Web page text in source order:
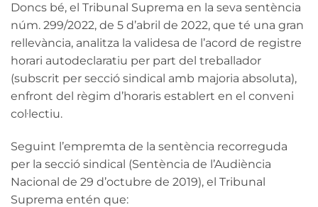
Doncs bé, el Tribunal Suprema en la seva sentència
núm. 299/2022, de 5 d’abril de 2022, que té una gran
rellevància, analitza la validesa de l’acord de registre
horari autodeclaratiu per part del treballador
(subscrit per secció sindical amb majoria absoluta),
enfront del règim d’horaris establert en el conveni
col·lectiu.
Seguint l’empremta de la sentència recorreguda
per la secció sindical (Sentència de l’Audiència
Nacional de 29 d’octubre de 2019), el Tribunal
Suprema entén que: